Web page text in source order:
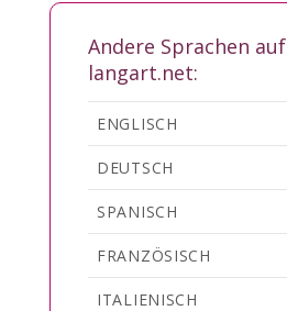
Andere Sprachen auf
langart.net:
ENGLISCH
DEUTSCH
SPANISCH
FRANZÖSISCH
ITALIENISCH